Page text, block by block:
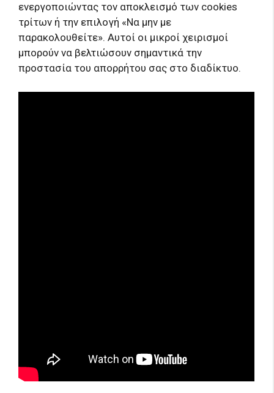
ενεργοποιώντας τον αποκλεισμό των cookies
τρίτων ή την επιλογή «Να μην με
παρακολουθείτε». Αυτοί οι μικροί χειρισμοί
μπορούν να βελτιώσουν σημαντικά την
προστασία του απορρήτου σας στο διαδίκτυο.